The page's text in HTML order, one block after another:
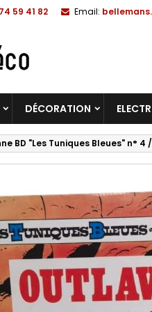
59 41 82 Email:
DÉCORATION
BD "Les Tuniques Bleues" n° 4